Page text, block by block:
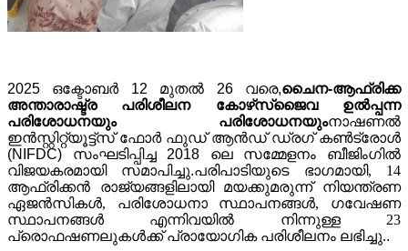
2025 ഒക്ടോബർ 12 മുതൽ 26 വരെ,ചൈന-ആഫ്രിക്ക
അന്താരാഷ്ട്ര പരിശീലന കോഴ്‌സ്ജൈവ ഉൽപ്പന്ന
പരിശോധനയും പരിശോധനയുംനാഷണൽ
ഇൻസ്റ്റിറ്റ്യൂട്ട്സ് ഫോർ ഫുഡ് ആൻഡ് ഡ്രഗ് കൺട്രോൾ
(NIFDC) സംഘടിപ്പിച്ച 2018 ലെ സമ്മേളനം ബീജിംഗിൽ
വിജയകരമായി സമാപിച്ചു.പരിപാടിയുടെ ഭാഗമായി, 14
ആഫ്രിക്കൻ രാജ്യങ്ങളിലായി മയക്കുമരുന്ന് നിയന്ത്രണ
ഏജൻസികൾ, പരിശോധനാ സ്ഥാപനങ്ങൾ, ഗവേഷണ
സ്ഥാപനങ്ങൾ എന്നിവയിൽ നിന്നുള്ള 23
പ്രൊഫഷണലുകൾക്ക് പ്രായോഗിക പരിശീലനം ലഭിച്ചു..